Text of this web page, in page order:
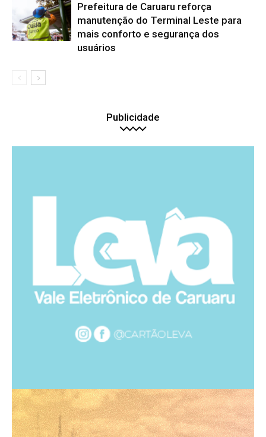
Prefeitura de Caruaru reforça
manutenção do Terminal Leste para
mais conforto e segurança dos
usuários
Publicidade